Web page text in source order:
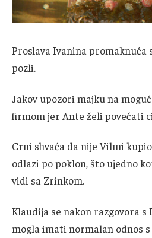
Proslava Ivanina promaknuća
pozli.
Jakov upozori majku na
firmom jer Ante želi povećati
Crni shvaća da nije Vilmi
odlazi po poklon, što ujedno
vidi sa Zrinkom.
Klaudija se nakon razgovora s
mogla imati normalan odnos s